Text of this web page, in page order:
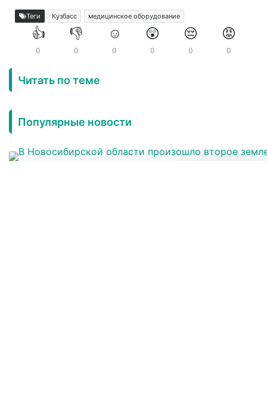
Теги Кузбасс медицинское оборудование
👍
0
👎
0
☺️
0
😲
0
😔
0
😡
0
Читать по теме
Популярные новости